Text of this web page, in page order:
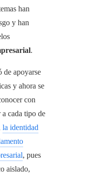
han
y han
.
de apoyarse
y ahora se
con
cada tipo de
la identidad
, pues
aislado,